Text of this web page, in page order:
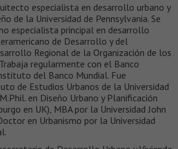
especialista en desarrollo urbano y
de la Universidad de Pennsylvania. Se
especialista principal en desarrollo
de Desarrollo y del
Regional de la Organización de los
regularmente con el Banco
del Banco Mundial. Fue
de Estudios Urbanos de la Universidad
en Diseño Urbano y Planificación
en UK), MBA por la Universidad John
en Urbanismo por la Universidad